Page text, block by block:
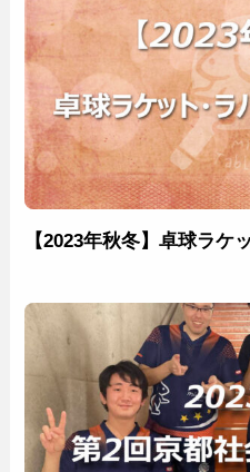
【2023年秋冬】卓球ラケ